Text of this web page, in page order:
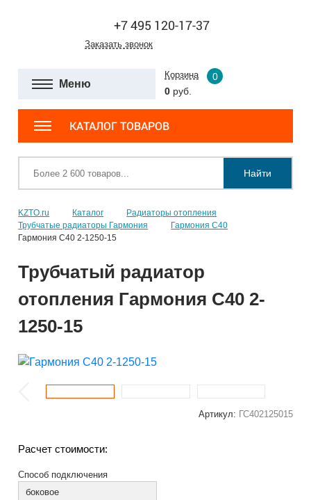
+7 495 120-17-37
Заказать звонок
Меню
Корзина
0
0 руб.
КАТАЛОГ ТОВАРОВ
Найти
KZTO.ru Каталог
Радиаторы отопления
Трубчатые радиаторы Гармония
Гармония С40
Гармония С40 2-1250-15
Трубчатый радиатор
отопления Гармония С40 2-
1250-15
Артикул: ГС402125015
Расчет стоимости:
Способ подключения
боковое